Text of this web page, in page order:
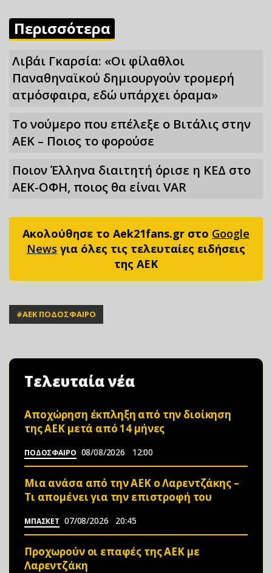
Περισσότερα
Λιβάι Γκαρσία: «Οι φίλαθλοι
Παναθηναϊκού δημιουργούν τρομερή
ατμόσφαιρα, εδώ υπάρχει όραμα»
Το νούμερο που επέλεξε ο Βιτάλις στην
ΑΕΚ – Ποιος το φορούσε
Ποιον Έλληνα διαιτητή όρισε η ΚΕΔ στο
ΑΕΚ-ΟΦΗ, ποιος θα είναι VAR
Ακολούθησε το Aek21fans.gr στο Google
News για όλες τις τελευταίες ειδήσεις
της ΑΕΚ
#ΑΕΚ ΠΟΔΟΣΦΑΙΡΟ
Τελευταία νέα
Αποχώρηση έκπληξη από την διοίκηση
της ΑΕΚ μετά από 14 μήνες
ΠΟΔΟΣΦΑΙΡΟ 08/08/2026 12:00
Μια ανάσα από την ΑΕΚ ο Λαρεντζάκης –
Τι απομένει για την επιστροφή του
ΜΠΑΣΚΕΤ 07/08/2026 20:45
Προχωρούν οι επαφές της ΑΕΚ με
Λαρεντζάκη